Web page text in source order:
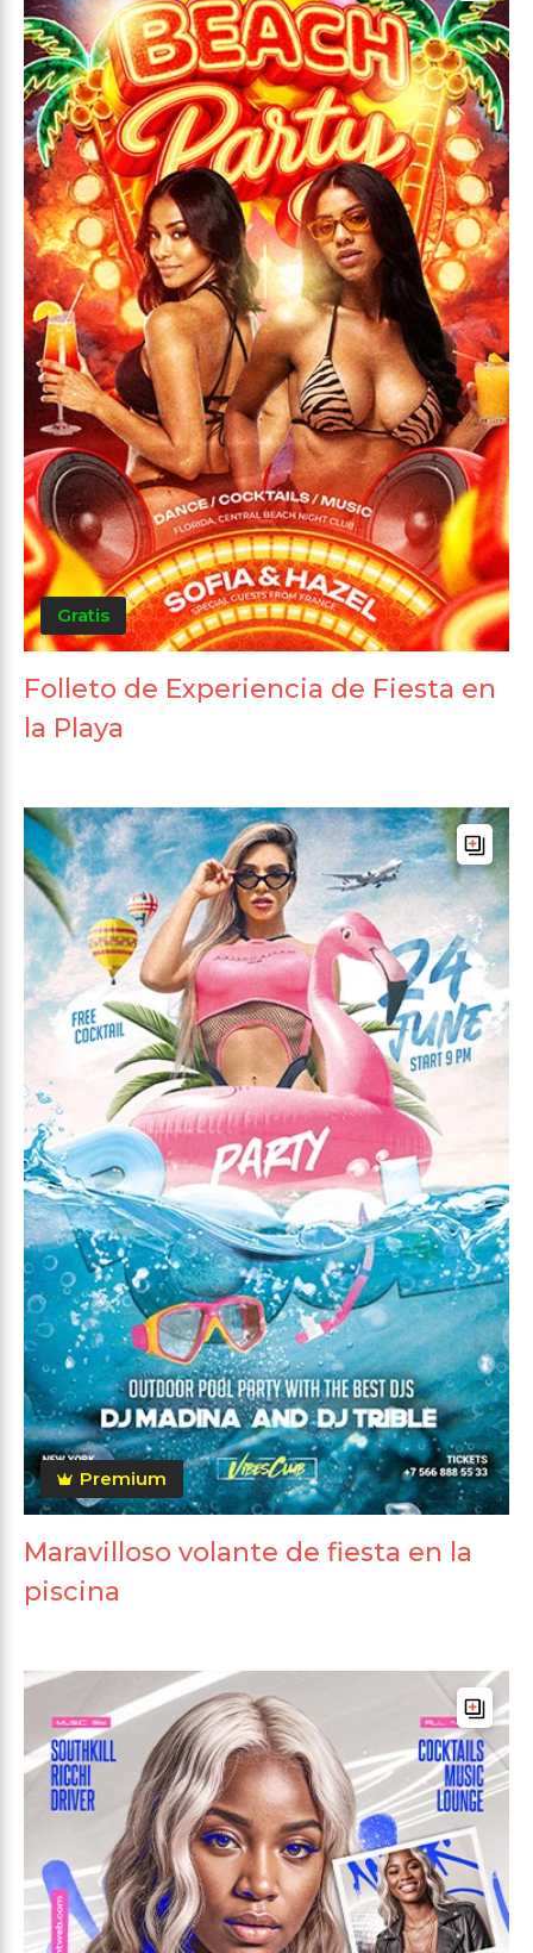
Gratis
Folleto de Experiencia de Fiesta en
la Playa
Premium
Maravilloso volante de fiesta en la
piscina